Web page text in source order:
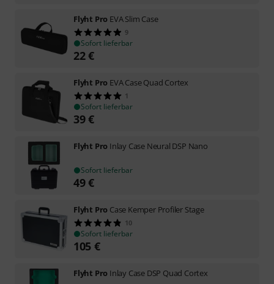
Flyht Pro EVA Slim Case
9
Sofort lieferbar
22€
Flyht Pro EVA Case Quad Cortex
1
Sofort lieferbar
39€
Flyht Pro Inlay Case Neural DSP Nano
Sofort lieferbar
49€
Flyht Pro Case Kemper Profiler Stage
10
Sofort lieferbar
105 €
Flyht Pro Inlay Case DSP Quad Cortex